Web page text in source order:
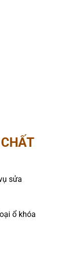
sửa
ổ khóa